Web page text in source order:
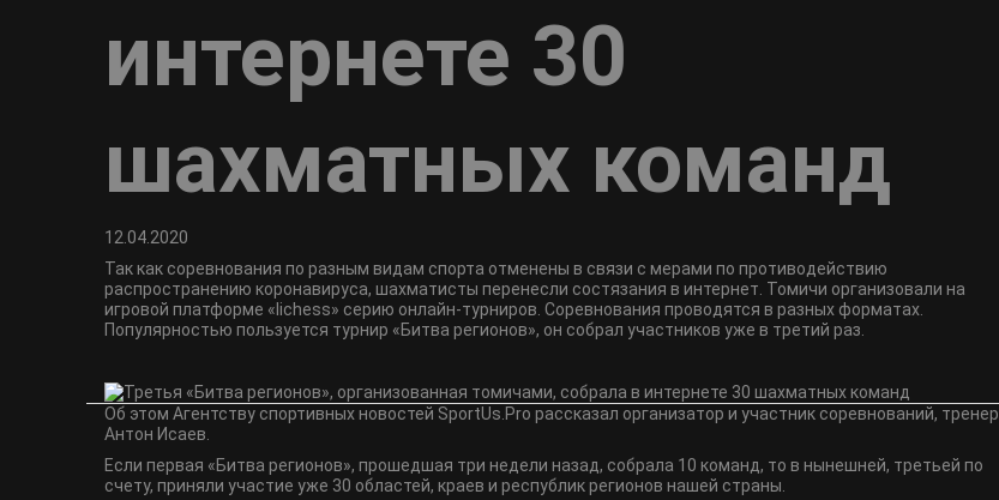
интернете 30
шахматных команд
12.04.2020
Так как соревнования по разным видам спорта отменены в связи с мерами по противодействию
распространению коронавируса, шахматисты перенесли состязания в интернет. Томичи организовали на
игровой платформе «lichess» серию онлайн-турниров. Соревнования проводятся в разных форматах.
Популярностью пользуется турнир «Битва регионов», он собрал участников уже в третий раз.
Об этом Агентству спортивных новостей SportUs.Рro рассказал организатор и участник соревнований, тренер
Антон Исаев.
Если первая «Битва регионов», прошедшая три недели назад, собрала 10 команд, то в нынешней, третьей по
счету, приняли участие уже 30 областей, краев и республик регионов нашей страны.